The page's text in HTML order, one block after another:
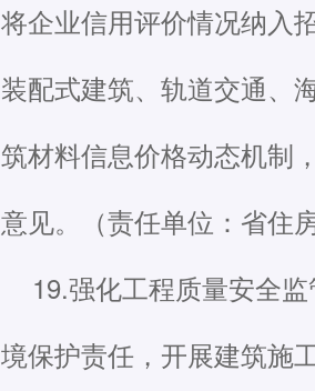
将企业信用评价情况纳入
装配式建筑、轨道交通、
筑材料信息价格动态机制
意见。（责任单位：省住
19.强化工程质量安全
境保护责任，开展建筑施